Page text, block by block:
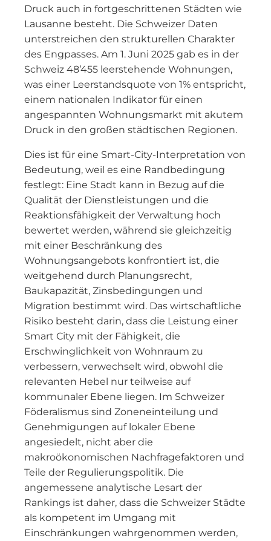
Druck auch in fortgeschrittenen Städten wie
Lausanne besteht. Die Schweizer Daten
unterstreichen den strukturellen Charakter
des Engpasses. Am 1. Juni 2025 gab es in der
Schweiz 48’455 leerstehende Wohnungen,
was einer Leerstandsquote von 1% entspricht,
einem nationalen Indikator für einen
angespannten Wohnungsmarkt mit akutem
Druck in den großen städtischen Regionen.
Dies ist für eine Smart-City-Interpretation von
Bedeutung, weil es eine Randbedingung
festlegt: Eine Stadt kann in Bezug auf die
Qualität der Dienstleistungen und die
Reaktionsfähigkeit der Verwaltung hoch
bewertet werden, während sie gleichzeitig
mit einer Beschränkung des
Wohnungsangebots konfrontiert ist, die
weitgehend durch Planungsrecht,
Baukapazität, Zinsbedingungen und
Migration bestimmt wird. Das wirtschaftliche
Risiko besteht darin, dass die Leistung einer
Smart City mit der Fähigkeit, die
Erschwinglichkeit von Wohnraum zu
verbessern, verwechselt wird, obwohl die
relevanten Hebel nur teilweise auf
kommunaler Ebene liegen. Im Schweizer
Föderalismus sind Zoneneinteilung und
Genehmigungen auf lokaler Ebene
angesiedelt, nicht aber die
makroökonomischen Nachfragefaktoren und
Teile der Regulierungspolitik. Die
angemessene analytische Lesart der
Rankings ist daher, dass die Schweizer Städte
als kompetent im Umgang mit
Einschränkungen wahrgenommen werden,